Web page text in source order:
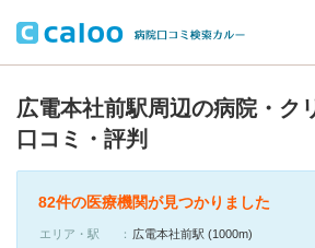
広電本社前駅周辺の病院・ク
口コミ・評判
82件の医療機関が見つかりました
エリア・駅
広電本社前駅 (1000m)